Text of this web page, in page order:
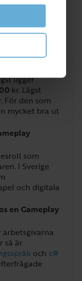
programmer?
digitala
ligger
kr. Lägst
För den som
mycket bra ut
som
I Sverige
och digitala
en Gameplay
så är
och c#